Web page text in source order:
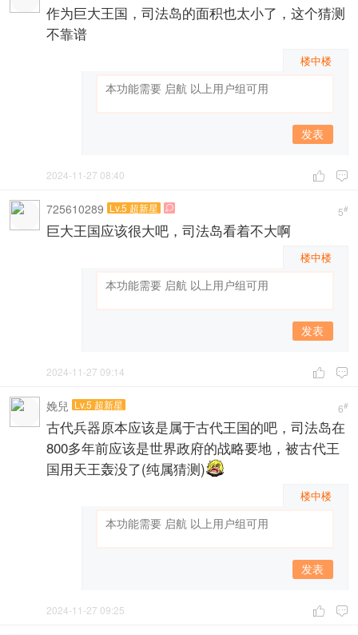
作为巨大王国，司法岛的面积也太小了，这个猜测
不靠谱
楼中楼
发表
 
2024-11-27 08:40
5#
725610289 Lv.5 超新星 
巨大王国应该很大吧，司法岛看着不大啊
楼中楼
发表
 
2024-11-27 09:14
6#
娩兒 Lv.5 超新星
古代兵器原本应该是属于古代王国的吧，司法岛在
800多年前应该是世界政府的战略要地，被古代王
国用天王轰没了(纯属猜测)
楼中楼
发表
 
2024-11-27 09:25